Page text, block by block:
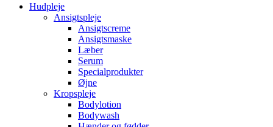
Hudpleje
Ansigtspleje
Ansigtscreme
Ansigtsmaske
Læber
Serum
Specialprodukter
Øjne
Kropspleje
Bodylotion
Bodywash